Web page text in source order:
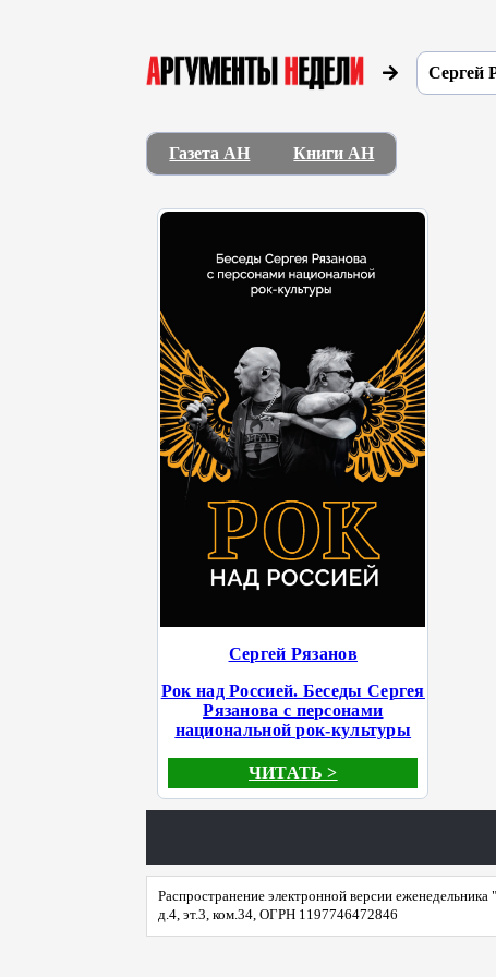
Сергей
Газета АН Книги АН
Сергей Рязанов
Рок над Россией. Беседы Сергея
Рязанова с персонами
национальной рок-культуры
ЧИТАТЬ >
Распространение электронной версии
д.4, эт.3, ком.34, ОГРН 1197746472846